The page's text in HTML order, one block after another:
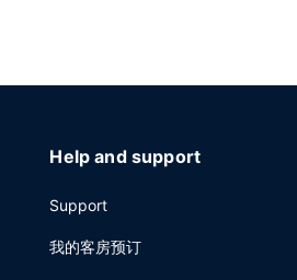
Help and support
Support
我的客房预订